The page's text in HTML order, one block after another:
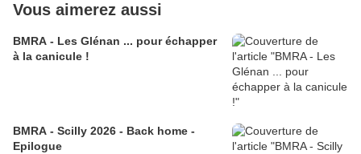
Vous aimerez aussi
BMRA - Les Glénan ... pour échapper
à la canicule !
BMRA - Scilly 2026 - Back home -
Epilogue